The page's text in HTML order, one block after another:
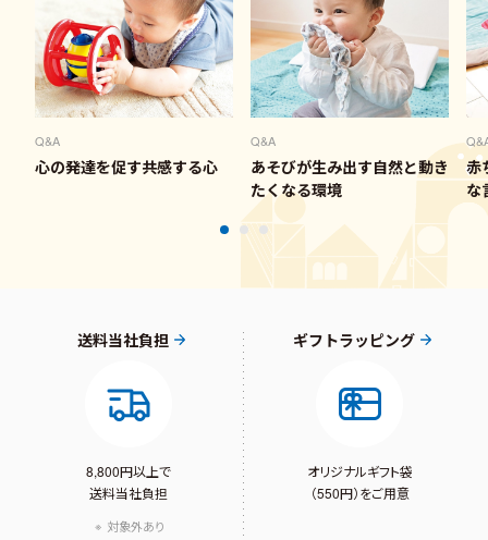
ずり這い練習中 ⁡ ⁡ ⁡
Q&A
心の発達を促す共感する心
Q&A
あそびが生み出す自然と動き
たくなる環境
赤
な
送料当社負担
8,800円以上で
送料当社負担
対象外あり
ギフトラッピング
オリジナルギフト袋
（550円）をご用意